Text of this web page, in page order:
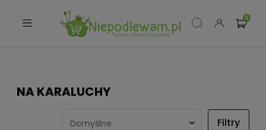
NA KARALUCHY
Filtry